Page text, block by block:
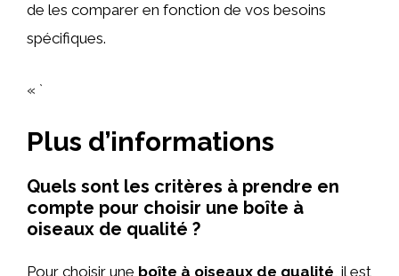
de les comparer en fonction de vos besoins
spécifiques.
« `
Plus d’informations
Quels sont les critères à prendre en
compte pour choisir une boîte à
oiseaux de qualité ?
Pour choisir une boîte à oiseaux de qualité, il est